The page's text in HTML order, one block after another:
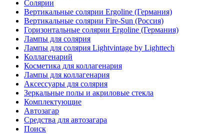
Солярии
Вертикальные солярии Ergoline (Германия)
Вертикальные солярии Fire-Sun (Россия)
Горизонтальные солярии Ergoline (Германия)
Лампы для солярия
Лампы для солярия Lightvintage by Lighttech
Коллагенарий
Косметика для коллагенария
Лампы для коллагенария
Аксессуары для солярия
Зеркальные полы и акриловые стекла
Комплектующие
Автозагар
Средства для автозагара
Поиск